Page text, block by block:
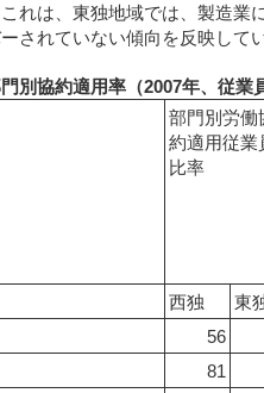
れは、東独地域では、製造業
されていない傾向を反映して
別協約適用率（2007年、従業
部門別労働
約適用従業
比率
西独
東
56
81